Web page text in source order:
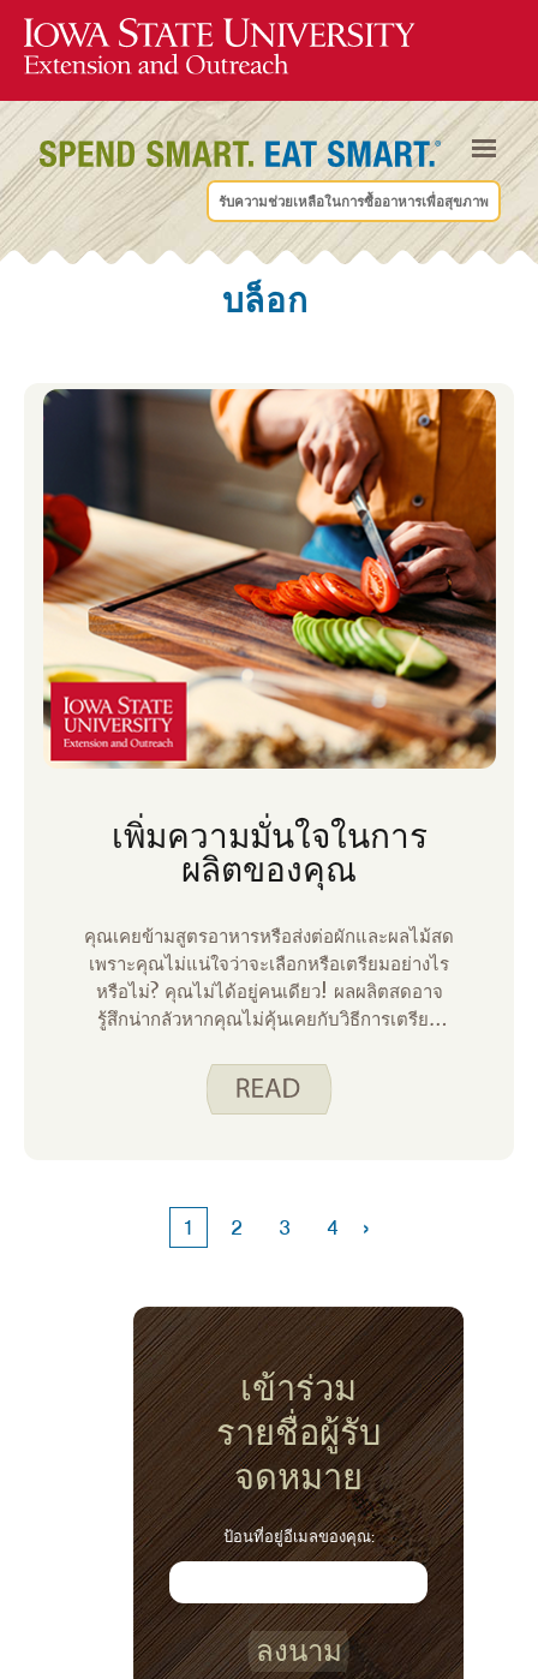
รับความช่วยเหลือในการซื้ออาหารเพื่อสุขภาพ
บล็อก
เพิ่มความมั่นใจในการ
ผลิตของคุณ
คุณเคยข้ามสูตรอาหารหรือส่งต่อผักและผลไม้สด
เพราะคุณไม่แน่ใจว่าจะเลือกหรือเตรียมอย่างไร
หรือไม่? คุณไม่ได้อยู่คนเดียว! ผลผลิตสดอาจ
รู้สึกน่ากลัวหากคุณไม่คุ้นเคยกับวิธีการเตรียม
มีผักและผลไม้ที่หั่นไว้ล่วงหน้าในตู้เย็น แม้ว่าจะ
สะดวก แต่สินค้าที่บรรจุไว้ล่วงหน้าเหล่านั้นก็มี
นั้นในครัวของเขา ซึ่งช่วยประหยัดเงินได้ไม่น้อย
ในงบประมาณด้านอาหารของเขา หากคุณ
Spend Smart กินอย่างชาญฉลาด มีวิดีโอการ
ผลิตหลายรายการ และวิดีโอที่เราพบว่ามี
ประโยชน์มากที่สุดในบ้านของเราคือวิธีเตรียม
แตงโม (ของโปรดของสามีของฉัน!) และวิธี
เตรียมหน่อไม้ฝรั่ง
1 2 3 4 ›
เข้าร่วม
รายชื่อผู้รับ
จดหมาย
ป้อนที่อยู่อีเมลของคุณ:
ลงนาม